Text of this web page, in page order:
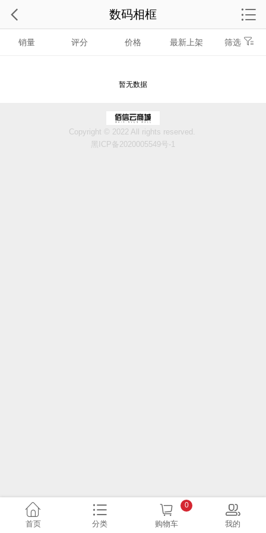
销量 评分 价格 最新上架 筛选
暂无数据
数码相框
Copyright © 2022 All rights reserved.
黑ICP备2020005549号-1
首页 分类 购物车
0
我的